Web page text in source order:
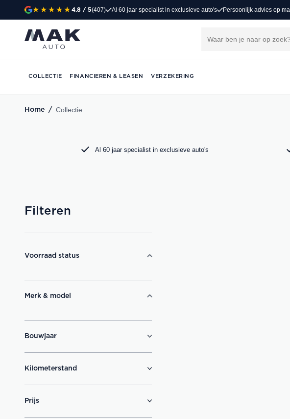
4.8 / 5(407) Al 60 jaar specialist in exclusieve auto's Persoonlijk advies op
COLLECTIE FINANCIEREN & LEASEN VERZEKERING
Home / Collectie
Exclusieve occasions
Jong gebruikt, grondig gecontroleerd en klaar voor een nieuw
Al 60 jaar specialist in exclusieve auto's
Filteren
Voorraad status
Merk & model
Bouwjaar
Kilometerstand
Prijs